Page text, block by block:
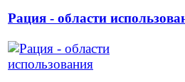
Рация - области